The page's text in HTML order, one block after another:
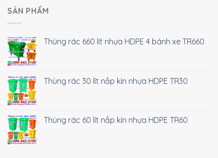
SẢN PHẨM
Thùng rác 660 lít nhựa HDPE 4 bánh xe TR660
Thùng rác 30 lít nắp kín nhựa HDPE TR30
Thùng rác 60 lít nắp kín nhựa HDPE TR60